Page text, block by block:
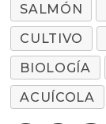
SALMÓN
CULTIVO
BIOLOGÍA
ACUÍCOLA